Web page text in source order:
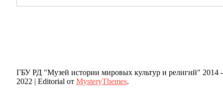
ГБУ РД "Музей истории мировых культур и религий" 2014 -
2022 | Editorial от MysteryThemes.